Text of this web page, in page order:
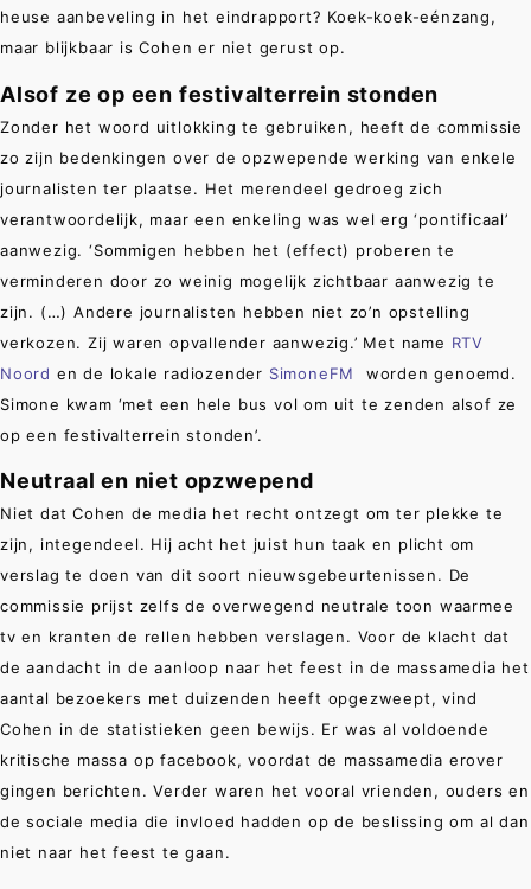
heuse aanbeveling in het eindrapport? Koek-koek-eénzang,
maar blijkbaar is Cohen er niet gerust op.
Alsof ze op een festivalterrein stonden
Zonder het woord uitlokking te gebruiken, heeft de commissie
zo zijn bedenkingen over de opzwepende werking van enkele
journalisten ter plaatse. Het merendeel gedroeg zich
verantwoordelijk, maar een enkeling was wel erg ‘pontificaal’
aanwezig. ‘Sommigen hebben het (effect) proberen te
verminderen door zo weinig mogelijk zichtbaar aanwezig te
zijn. (…) Andere journalisten hebben niet zo’n opstelling
verkozen. Zij waren opvallender aanwezig.’ Met name RTV
Noord en de lokale radiozender SimoneFM
worden genoemd.
Simone kwam ‘met een hele bus vol om uit te zenden alsof ze
op een festivalterrein stonden’.
Neutraal en niet opzwepend
Niet dat Cohen de media het recht ontzegt om ter plekke te
zijn, integendeel. Hij acht het juist hun taak en plicht om
verslag te doen van dit soort nieuwsgebeurtenissen. De
commissie prijst zelfs de overwegend neutrale toon waarmee
tv en kranten de rellen hebben verslagen. Voor de klacht dat
de aandacht in de aanloop naar het feest in de massamedia het
aantal bezoekers met duizenden heeft opgezweept, vind
Cohen in de statistieken geen bewijs. Er was al voldoende
kritische massa op facebook, voordat de massamedia erover
gingen berichten. Verder waren het vooral vrienden, ouders en
de sociale media die invloed hadden op de beslissing om al dan
niet naar het feest te gaan.